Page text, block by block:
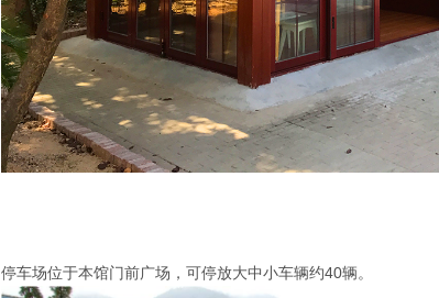
停车场位于本馆门前广场，可停放大中小车辆约40辆。